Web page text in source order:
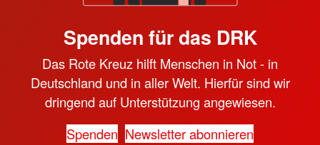
Spenden für das DRK
Das Rote Kreuz hilft Menschen in Not - in
Deutschland und in aller Welt. Hierfür sind wir
dringend auf Unterstützung angewiesen.
Spenden Newsletter abonnieren